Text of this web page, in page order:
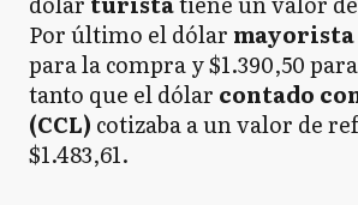
Por último el dólar mayorista
para la compra y $1.390,50
tanto que el dólar contado
(CCL) cotizaba a un valor de
$1.483,61.